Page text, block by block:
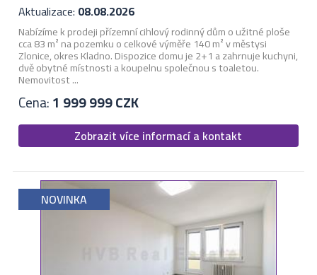
Aktualizace: 08.08.2026
Nabízíme k prodeji přízemní cihlový rodinný dům o užitné ploše
cca 83 m² na pozemku o celkové výměře 140 m² v městysi
Zlonice, okres Kladno. Dispozice domu je 2+1 a zahrnuje kuchyni,
dvě obytné místnosti a koupelnu společnou s toaletou.
Nemovitost ...
Cena:1 999 999 CZK
Zobrazit více informací a kontakt
NOVINKA